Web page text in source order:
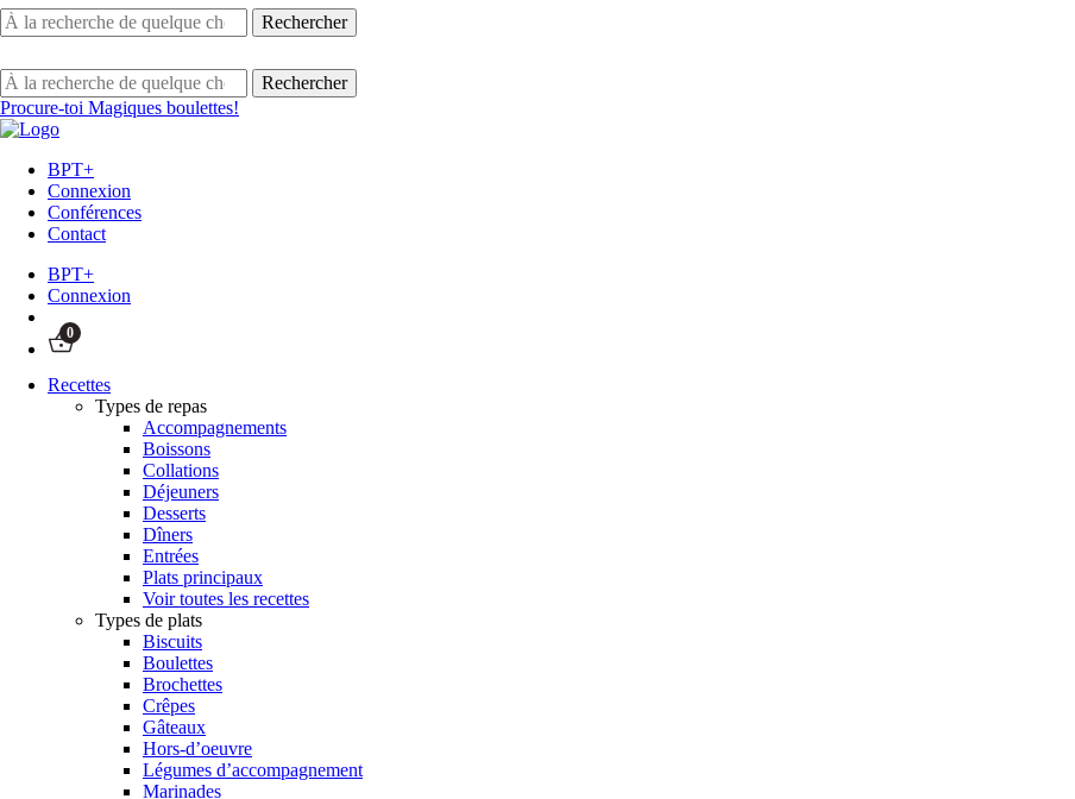
Procure-toi Magiques boulettes!
BPT+
Connexion
Conférences
Contact
BPT+
Connexion
0
Recettes
Types de repas
Accompagnements
Boissons
Collations
Déjeuners
Desserts
Dîners
Entrées
Plats principaux
Voir toutes les recettes
Types de plats
Biscuits
Boulettes
Brochettes
Crêpes
Gâteaux
Hors-d’oeuvre
Légumes d’accompagnement
Marinades